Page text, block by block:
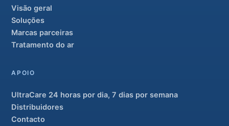
Visão geral
Soluções
Marcas parceiras
Tratamento do ar
APOIO
UltraCare 24 horas por dia, 7 dias por semana
Distribuidores
Contacto